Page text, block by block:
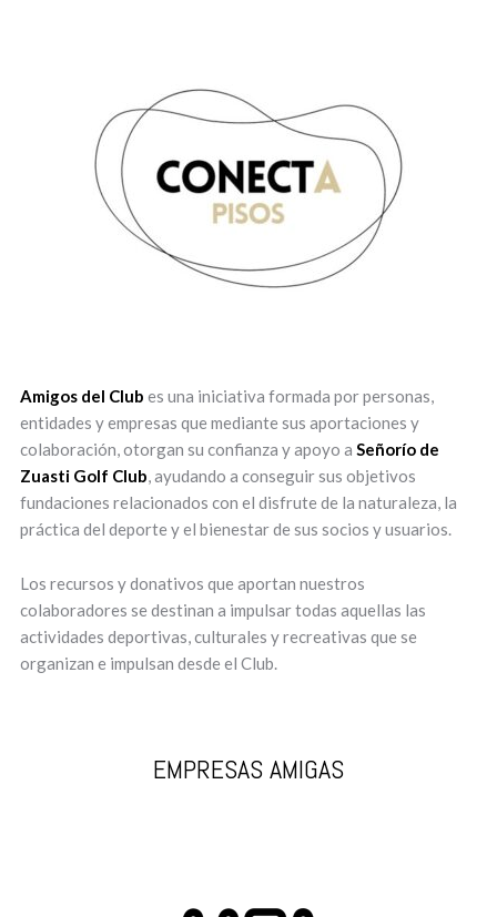
Amigos del Club es una iniciativa formada por personas,
entidades y empresas que mediante sus aportaciones y
colaboración, otorgan su confianza y apoyo a Señorío de
Zuasti Golf Club, ayudando a conseguir sus objetivos
fundaciones relacionados con el disfrute de la naturaleza, la
práctica del deporte y el bienestar de sus socios y usuarios.
Los recursos y donativos que aportan nuestros
colaboradores se destinan a impulsar todas aquellas las
actividades deportivas, culturales y recreativas que se
organizan e impulsan desde el Club.
EMPRESAS AMIGAS